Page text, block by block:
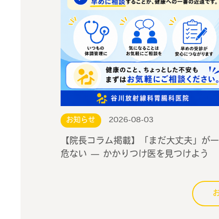
お知らせ 2026-08-03
【院長コラム掲載】「まだ大丈夫」が
危ない — かかりつけ医を見つけよう